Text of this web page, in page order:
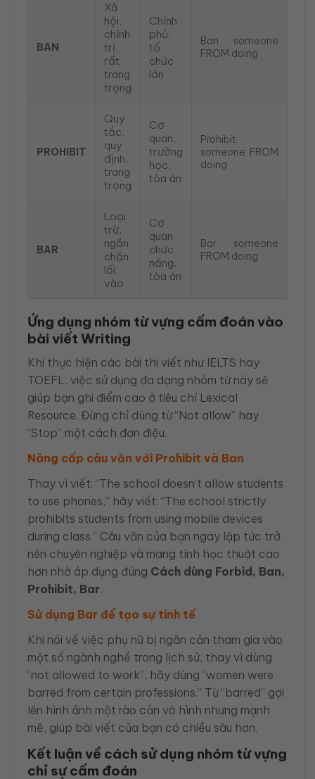
BAN
Xã
hội,
chính
trị,
rất
trang
trọng
Chính
phủ,
tổ
chức
lớn
Ban someone
FROM doing
PROHIBIT
Quy
tắc,
quy
định,
trang
trọng
Cơ
quan,
trường
học,
tòa án
Prohibit
someone FROM
doing
BAR
Loại
trừ,
ngăn
chặn
lối
vào
Cơ
quan
chức
năng,
tòa án
Bar someone
FROM doing
Ứng dụng nhóm từ vựng cấm đoán vào
bài viết Writing
Khi thực hiện các bài thi viết như IELTS hay
TOEFL, việc sử dụng đa dạng nhóm từ này sẽ
giúp bạn ghi điểm cao ở tiêu chí Lexical
Resource. Đừng chỉ dùng từ “Not allow” hay
“Stop” một cách đơn điệu.
Nâng cấp câu văn với Prohibit và Ban
Thay vì viết: “The school doesn’t allow students
to use phones,” hãy viết: “The school strictly
prohibits students from using mobile devices
during class.” Câu văn của bạn ngay lập tức trở
nên chuyên nghiệp và mang tính học thuật cao
hơn nhờ áp dụng đúng Cách dùng Forbid, Ban,
Prohibit, Bar.
Sử dụng Bar để tạo sự tinh tế
Khi nói về việc phụ nữ bị ngăn cản tham gia vào
một số ngành nghề trong lịch sử, thay vì dùng
“not allowed to work”, hãy dùng “women were
barred from certain professions.” Từ “barred” gợi
lên hình ảnh một rào cản vô hình nhưng mạnh
mẽ, giúp bài viết của bạn có chiều sâu hơn.
Kết luận về cách sử dụng nhóm từ vựng
chỉ sự cấm đoán